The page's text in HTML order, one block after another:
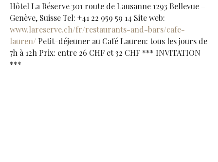
Hôtel La Réserve 301 route de Lausanne 1293 Bellevue –
Genève, Suisse Tel: +41 22 959 59 14 Site web:
www.lareserve.ch/fr/restaurants-and-bars/cafe-
lauren/ Petit-déjeuner au Café Lauren: tous les jours de
7h à 12h Prix: entre 26 CHF et 32 CHF *** INVITATION
***